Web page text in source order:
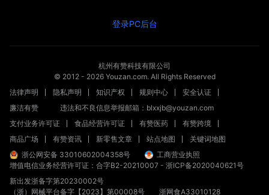
登录PC后台
杭州有赞科技有限公司
© 2012 - 2026Youzan.com. All Rights Reserved
法律声明
隐私声明 知识产权 规则中心
安全认证
廉洁有赞
违法和不良信息举报邮箱：blxxjb@youzan.com
支付业务许可证
食品经营许可证 有赞医药
有赞跨境
商品广场
有赞资讯 新零售文章 站点地图
关键词地图
浙公网安备 33010602004358号
工商营业执照
增值电信业务经营许可证：合字B2-20210007 - 浙ICP备2020040621号
新出发浙备字第20230002号
（浙）网械平台备字【2023】第00008号
浙网食A33010128